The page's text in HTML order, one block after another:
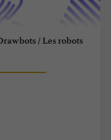
/ Les robots